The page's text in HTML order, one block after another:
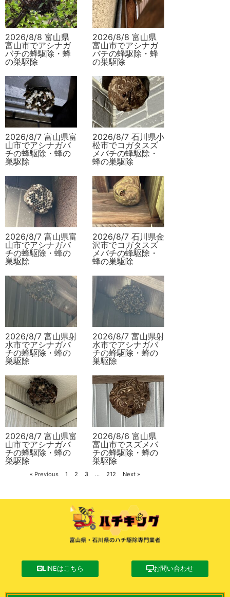
2026/8/8 富山県
富山市でアシナガ
バチの蜂駆除・蜂
の巣駆除
2026/8/8 富山県
富山市でアシナガ
バチの蜂駆除・蜂
の巣駆除
2026/8/7 富山県富
山市でアシナガバ
チの蜂駆除・蜂の
巣駆除
2026/8/7 石川県小
松市でコガタスズ
メバチの蜂駆除・
蜂の巣駆除
2026/8/7 富山県富
山市でアシナガバ
チの蜂駆除・蜂の
巣駆除
2026/8/7 石川県金
沢市でコガタスズ
メバチの蜂駆除・
蜂の巣駆除
2026/8/7 富山県射
水市でアシナガバ
チの蜂駆除・蜂の
巣駆除
2026/8/7 富山県射
水市でアシナガバ
チの蜂駆除・蜂の
巣駆除
2026/8/7 富山県富
山市でアシナガバ
チの蜂駆除・蜂の
巣駆除
2026/8/6 富山県
富山市でスズメバ
チの蜂駆除・蜂の
巣駆除
« Previous 1 2 3 … 212 Next »
LINEはこちら お問い合わせ